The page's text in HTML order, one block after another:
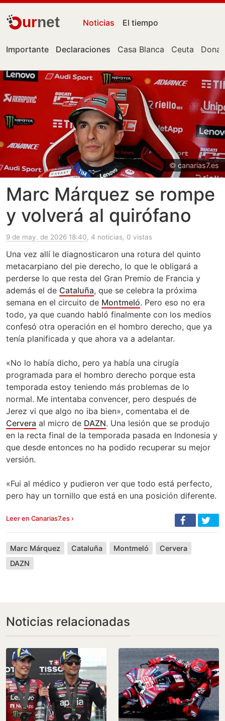
urnet Noticias El tiempo
Importante Declaraciones Casa Blanca Ceuta
© canarias7.es
Marc Márquez se rompe
y volverá al quirófano
9 de may. de 2026 18:40, 4 noticias, 0 vistas
Una vez allí le diagnosticaron una rotura del quinto
metacarpiano del pie derecho, lo que le obligará a
perderse lo que resta del Gran Premio de Francia y
además el de Cataluña, que se celebra la próxima
semana en el circuito de Montmeló. Pero eso no era
todo, ya que cuando habló finalmente con los medios
confesó otra operación en el hombro derecho, que ya
tenía planificada y que ahora va a adelantar.
«No lo había dicho, pero ya había una cirugía
programada para el hombro derecho porque esta
temporada estoy teniendo más problemas de lo
normal. Me intentaba convencer, pero después de
Jerez vi que algo no iba bien», comentaba el de
Cervera al micro de DAZN. Una lesión que se produjo
en la recta final de la temporada pasada en Indonesia y
que desde entonces no ha podido recuperar su mejor
versión.
«Fui al médico y pudieron ver que todo está perfecto,
pero hay un tornillo que está en una posición diferente.
Leer en Canarias7.es ›
Marc Márquez Cataluña Montmeló
Cervera
DAZN
Noticias relacionadas